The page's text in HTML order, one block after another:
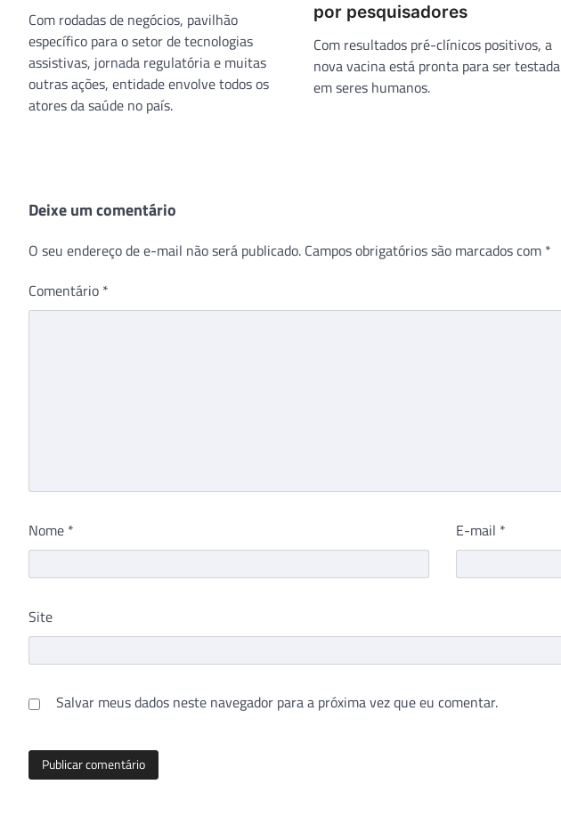
Com rodadas de negócios, pavilhão
específico para o setor de tecnologias
assistivas, jornada regulatória e muitas
outras ações, entidade envolve todos os
atores da saúde no país.
por pesquisadores
Com resultados pré-clínicos positivos, a
nova vacina está pronta para ser testada
em seres humanos.
Deixe um comentário
O seu endereço de e-mail não será publicado. Campos obrigatórios são marcados com *
Comentário *
Nome * E-mail *
Site
Salvar meus dados neste navegador para a próxima vez que eu comentar.